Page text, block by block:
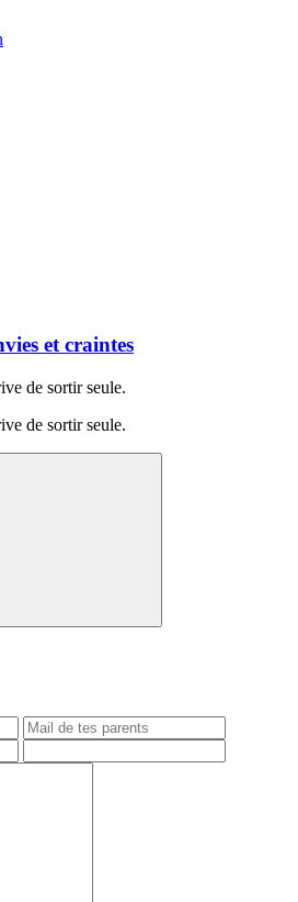
et craintes
de sortir seule.
de sortir seule.